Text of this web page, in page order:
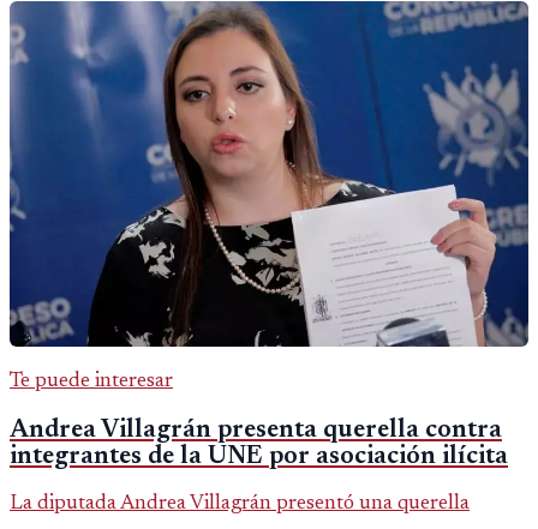
Te puede interesar
Andrea Villagrán presenta querella contra
integrantes de la UNE por asociación ilícita
La diputada Andrea Villagrán presentó una querella